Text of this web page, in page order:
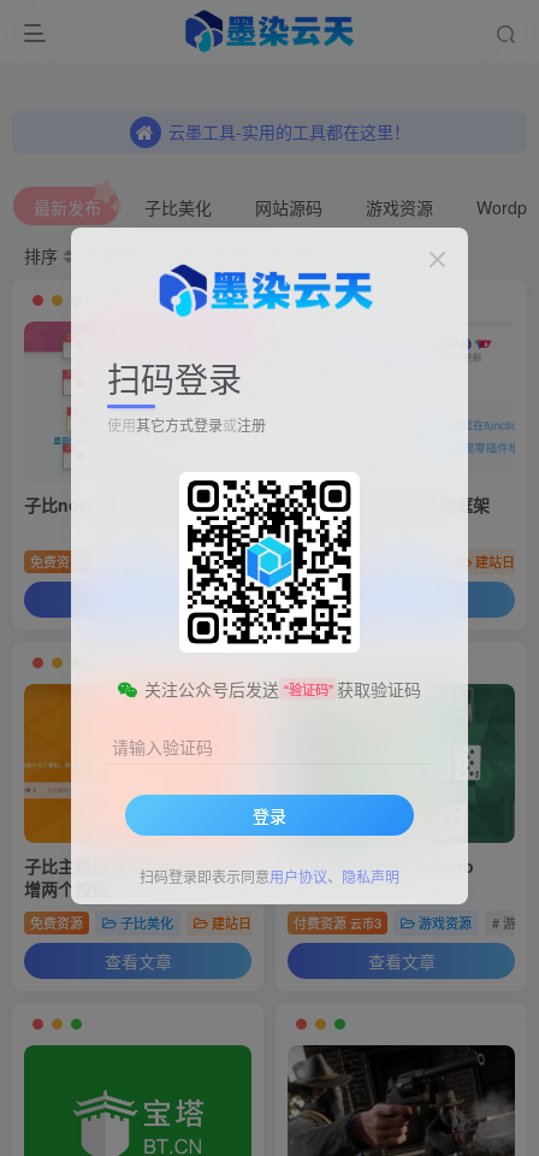
云墨科技引导页-畅你所想
云墨工具-实用的工具都在这里！
云墨源支付-一个专业的支付平台！首月仅需3r！
最新发布 子比美化 网站源码 游戏资源
排序
子比notyf通知框美化插件
免费资源 建站日记 # 子比 # 美化
子比主题文章左侧快捷框架
免费资源 建站日记
子比主题给搜索框架的右侧新
增两个按钮
免费资源 子比美化 建站日记 # 子比 # 美化 # 代码
查看文章
小丑牌/巴拉特罗/Balatro
付费资源 云币3 游戏资源 # 游戏
查看文章
扫码登录
使用其它方式登录或注册
关注公众号后发送 “验证码” 获取验证码
请输入验证码
登录
扫码登录即表示同意用户协议、 隐私声明